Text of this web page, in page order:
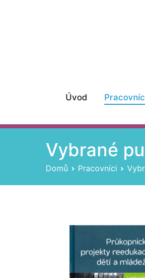
Úvod
Vybrané
Domů Pracovníci